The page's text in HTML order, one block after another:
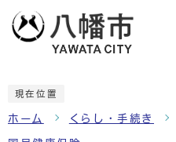
現在位置
ホーム くらし・手続き